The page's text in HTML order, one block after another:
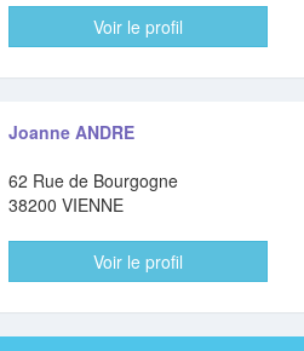
Voir le profil
Joanne ANDRE
62 Rue de Bourgogne
38200 VIENNE
Voir le profil